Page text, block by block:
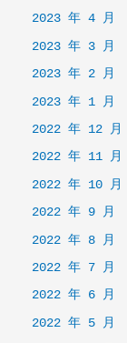
2023 年 4 月
2023 年 3 月
2023 年 2 月
2023 年 1 月
2022 年 12 月
2022 年 11 月
2022 年 10 月
2022 年 9 月
2022 年 8 月
2022 年 7 月
2022 年 6 月
2022 年 5 月